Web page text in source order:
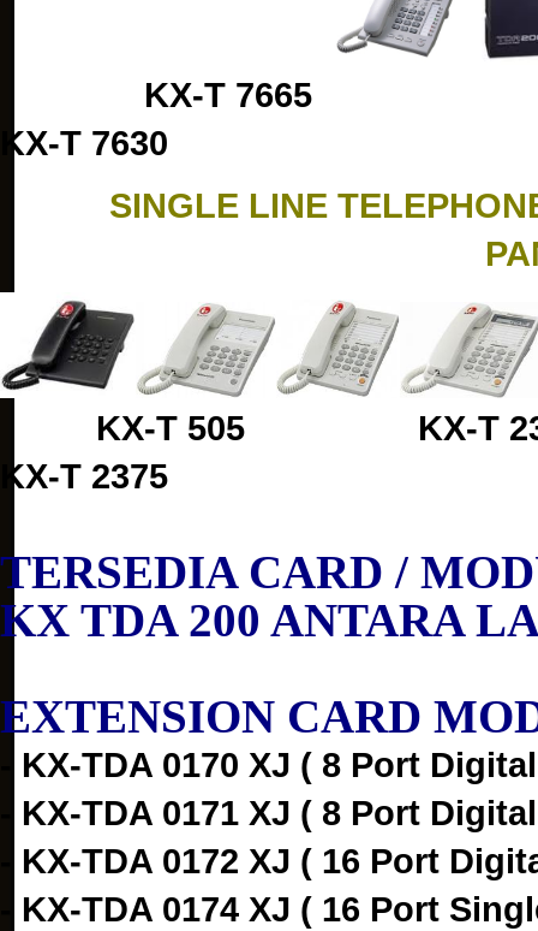
KX-T
KX-T 7630
SINGLE LINE
KX-T 505
KX-T 2375
TERSEDIA CARD /
KX TDA 200 ANTARA
EXTENSION CARD
- KX-TDA 0170 XJ ( 8 Port
- KX-TDA 0171 XJ ( 8 Port Digital
- KX-TDA 0172 XJ ( 16 Port
- KX-TDA 0174 XJ ( 16 Port